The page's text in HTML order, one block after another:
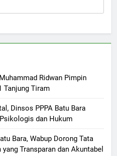
Ridwan Pimpin
Tanjung Tiram
Dinsos PPPA Batu Bara
dan Hukum
Bara, Wabup Dorong Tata
Transparan dan Akuntabel